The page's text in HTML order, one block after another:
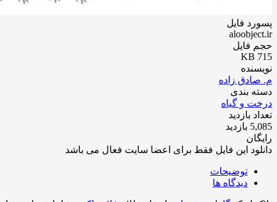
پسورد فایل
aloobject.ir
حجم فایل
715 KB
نویسنده
م. صادق زاده
دسته بندی
درخت و گیاه
تعداد بازدید
5,085 بازدید
رایگان
دانلود این فایل فقط برای اعضا سایت فعال می باشد
توضیحات
دیدگاه ها